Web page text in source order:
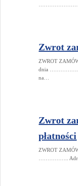
Zwrot
ZWROT
dnia ……………..
na…
Zwrot
płatności
ZWROT
……………..